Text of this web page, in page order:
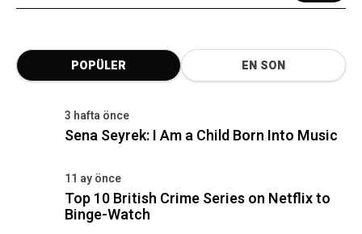
POPÜLER EN SON
3 hafta önce
Sena Seyrek: I Am a Child Born Into Music
11 ay önce
Top 10 British Crime Series on Netflix to
Binge-Watch